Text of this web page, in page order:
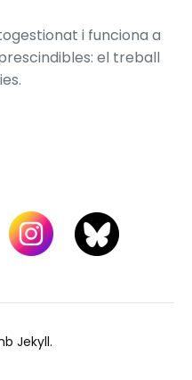
i funciona a
el treball
Jekyll.